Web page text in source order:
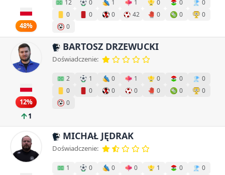
48%
12 0 1 1 0 0
0
0
0 0 42 0 0
0
0
12%
1
BARTOSZ DRZEWUCKI
Doświadczenie:
2 1 0 1 0 0
0
0
0 0 0 0 0
0
0
MICHAŁ JĘDRAK
Doświadczenie:
1 0 0 0 1 0
0